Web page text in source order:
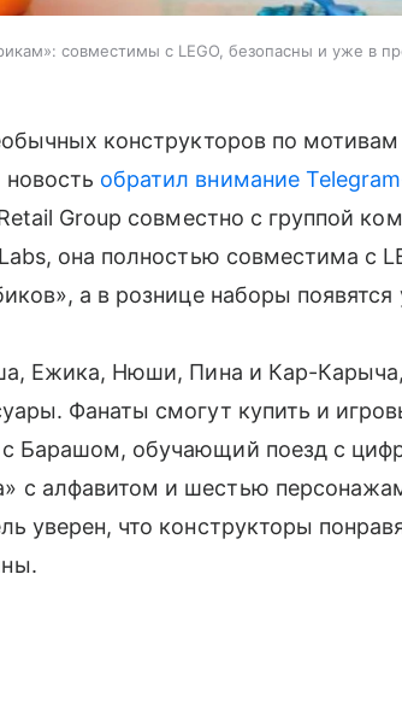
совместимы с LEGO, безопасны и уже в
конструкторов по мотивам
обратил внимание
Group совместно с группой
она полностью совместима с
а в рознице наборы появятся
Ежика, Нюши, Пина и Кар-
Фанаты смогут купить и
Барашом, обучающий поезд с
с алфавитом и шестью
уверен, что конструкторы